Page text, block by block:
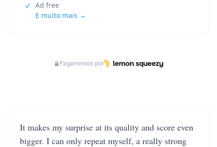
Ad free
E muito mais →
Pagamentos por
It makes my surprise at its quality and score even
bigger. I can only repeat myself, a really strong